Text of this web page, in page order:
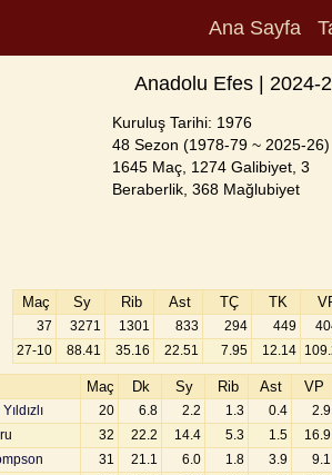
Ana Sayfa
Anadolu Efes | 2024-
Kuruluş Tarihi: 1976
48 Sezon (1978-79 ~ 2025-26)
1645 Maç, 1274 Galibiyet, 3
Beraberlik, 368 Mağlubiyet
Maç Sy Rib Ast TÇ TK
37 3271 1301 833 294 449
27-10
88.41 35.16 22.51 7.95 12.14
Maç Dk Sy Rib Ast VP
20 6.8 2.2 1.3 0.4 2.9
32 22.2 14.4 5.3 1.5 16.9
31 21.1 6.0 1.8 3.9 9.1